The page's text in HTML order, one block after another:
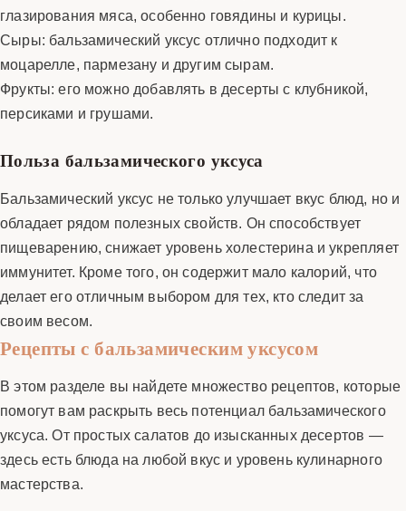
глазирования мяса, особенно говядины и курицы.
Сыры: бальзамический уксус отлично подходит к
моцарелле, пармезану и другим сырам.
Фрукты: его можно добавлять в десерты с клубникой,
персиками и грушами.
Польза бальзамического уксуса
Бальзамический уксус не только улучшает вкус блюд, но и
обладает рядом полезных свойств. Он способствует
пищеварению, снижает уровень холестерина и укрепляет
иммунитет. Кроме того, он содержит мало калорий, что
делает его отличным выбором для тех, кто следит за
своим весом.
Рецепты с бальзамическим уксусом
В этом разделе вы найдете множество рецептов, которые
помогут вам раскрыть весь потенциал бальзамического
уксуса. От простых салатов до изысканных десертов —
здесь есть блюда на любой вкус и уровень кулинарного
мастерства.